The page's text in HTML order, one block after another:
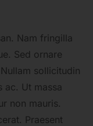
Nam fringilla
Sed ornare
sollicitudin
ac. Ut massa
non mauris.
Praesent